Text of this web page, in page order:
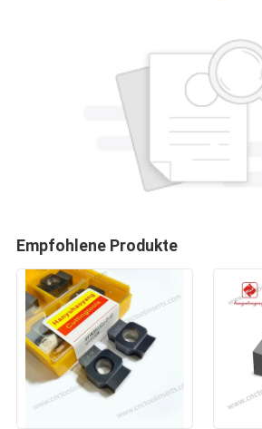
Empfohlene Produkte